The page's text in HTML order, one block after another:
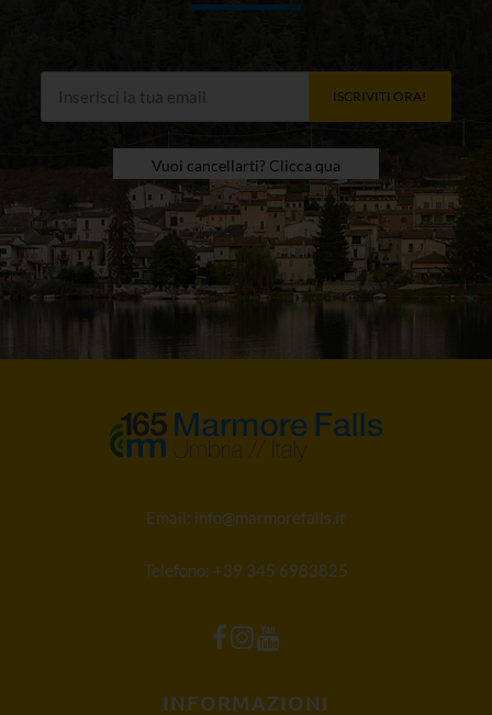
ISCRIVITI ORA!
Vuoi cancellarti? Clicca qua
Email: info@marmorefalls.it
Telefono: +39 345 6983825
INFORMAZIONI